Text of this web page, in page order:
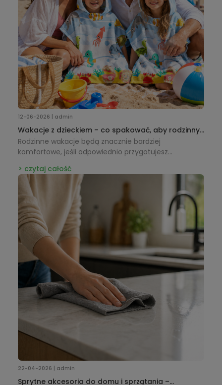
12-06-2026 | admin
Wakacje z dzieckiem – co spakować, aby rodzinny
wyjazd był naprawdę udany?
Rodzinne wakacje będą znacznie bardziej
komfortowe, jeśli odpowiednio przygotujesz
akcesoria na plażę, basen i rodzinne wyjazdy – od
plecaków i ręczników z kapturkiem po torby plażowe i
kapelusze przeciwsłoneczne – warto zabrać, aby
cieszyć się beztroskim wypoczynkiem.
czytaj całość
22-04-2026 | admin
Sprytne akcesoria do domu i sprzątania –